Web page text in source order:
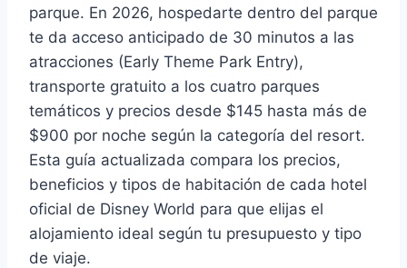
parque. En 2026, hospedarte dentro del parque
te da acceso anticipado de 30 minutos a las
atracciones (Early Theme Park Entry),
transporte gratuito a los cuatro parques
temáticos y precios desde $145 hasta más de
$900 por noche según la categoría del resort.
Esta guía actualizada compara los precios,
beneficios y tipos de habitación de cada hotel
oficial de Disney World para que elijas el
alojamiento ideal según tu presupuesto y tipo
de viaje.